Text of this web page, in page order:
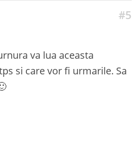
#5
va lua aceasta
si care vor fi urmarile. Sa